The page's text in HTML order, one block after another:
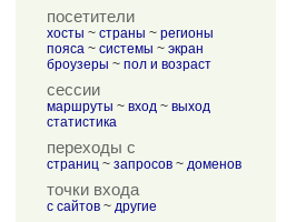
посетители
хосты ~ страны ~ регионы
пояса ~ системы ~ экран
броузеры ~ пол и возраст
сессии
маршруты ~ вход ~ выход
статистика
переходы с
страниц ~ запросов ~ доменов
точки входа
с сайтов ~ другие